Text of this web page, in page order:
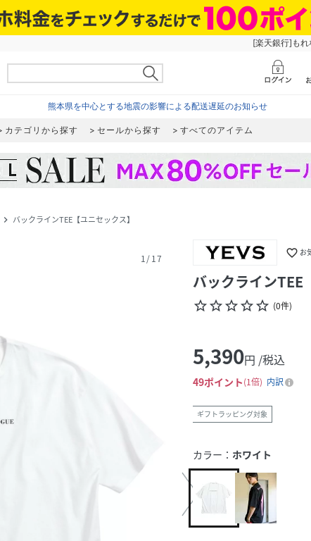
[楽天銀行]も
熊本県を中心とする地震の影響による配送遅延のお知らせ
カテゴリから探す セールから探す すべてのアイテム
navigate_next バックラインTEE【ユニセックス】
1/17 favorite_border お
バックラインTEE
star_borderstar_borderstar_borderstar_borderstar_border (0件)
5,390円 /税込
49ポイント 1倍 内訳
ギフトラッピング対象
カラー： ホワイト